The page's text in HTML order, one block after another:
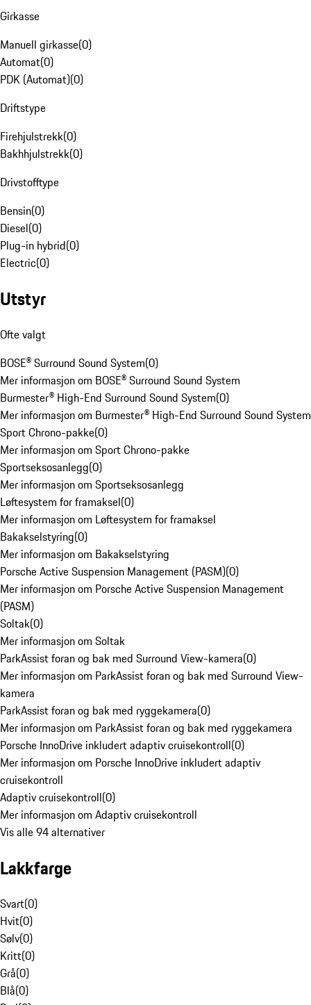
Girkasse
Manuell girkasse(0)
Automat(0)
PDK (Automat)(0)
Driftstype
Firehjulstrekk(0)
Bakhhjulstrekk(0)
Drivstofftype
Bensin(0)
Diesel(0)
Plug-in hybrid(0)
Electric(0)
Utstyr
Ofte valgt
BOSE® Surround Sound System(0)
Mer informasjon om BOSE® Surround Sound System
Burmester® High-End Surround Sound System(0)
Mer informasjon om Burmester® High-End Surround Sound System
Sport Chrono-pakke(0)
Mer informasjon om Sport Chrono-pakke
Sportseksosanlegg(0)
Mer informasjon om Sportseksosanlegg
Løftesystem for framaksel(0)
Mer informasjon om Løftesystem for framaksel
Bakakselstyring(0)
Mer informasjon om Bakakselstyring
Porsche Active Suspension Management (PASM)(0)
Mer informasjon om Porsche Active Suspension Management
(PASM)
Soltak(0)
Mer informasjon om Soltak
ParkAssist foran og bak med Surround View-kamera(0)
Mer informasjon om ParkAssist foran og bak med Surround View-
kamera
ParkAssist foran og bak med ryggekamera(0)
Mer informasjon om ParkAssist foran og bak med ryggekamera
Porsche InnoDrive inkludert adaptiv cruisekontroll(0)
Mer informasjon om Porsche InnoDrive inkludert adaptiv
cruisekontroll
Adaptiv cruisekontroll(0)
Mer informasjon om Adaptiv cruisekontroll
Vis alle 94 alternativer
Lakkfarge
Svart(0)
Hvit(0)
Sølv(0)
Kritt(0)
Grå(0)
Blå(0)